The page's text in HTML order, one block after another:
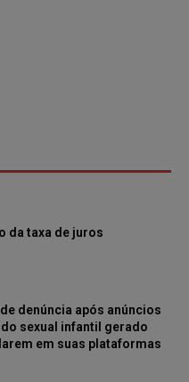
da taxa de juros
denúncia após anúncios
sexual infantil gerado
em suas plataformas